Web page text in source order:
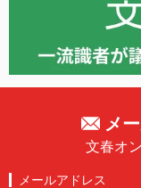
メ
文春オ
メールアドレス